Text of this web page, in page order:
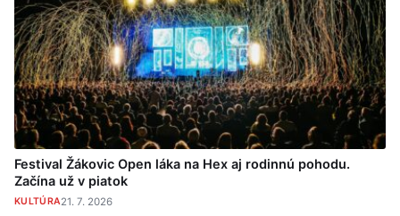
Festival Žákovic Open láka na Hex aj rodinnú pohodu.
Začína už v piatok
KULTÚRA21. 7. 2026